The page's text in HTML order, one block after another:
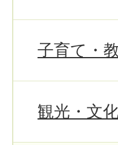
子育て・
観光・文